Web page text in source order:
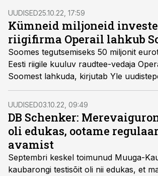
UUDISED25.10.22, 17:59
Kümneid miljoneid
riigifirma Operail lahkub
Soomes tegutsemiseks 50 miljonit
Eesti riigile kuuluv raudtee-vedaja
Soomest lahkuda, kirjutab Yle
UUDISED03.10.22, 09:49
DB Schenker:
oli edukas, ootame
avamist
Septembri keskel toimunud Muuga-
kaubarongi testisõit oli nii edukas, et